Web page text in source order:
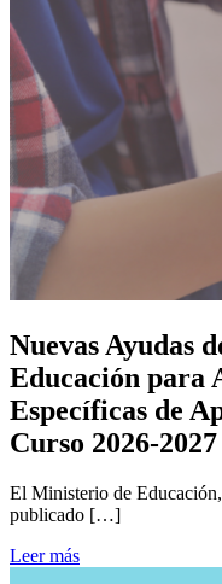
Nuevas Ayudas
Educación para
Específicas de
Curso 2026-2027
El Ministerio de
publicado […]
Leer más